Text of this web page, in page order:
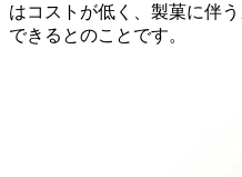
はコストが低く、製菓に伴
できるとのことです。